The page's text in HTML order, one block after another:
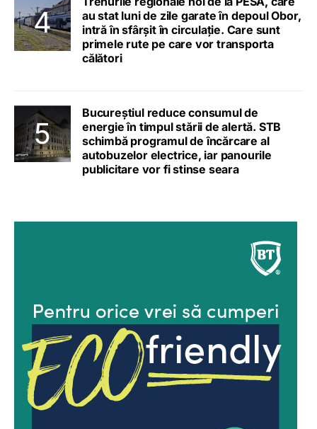
au stat luni de zile garate în depoul Obor,
intră în sfârșit în circulație. Care sunt
primele rute pe care vor transporta
călători
Bucureștiul reduce consumul de
energie în timpul stării de alertă. STB
schimbă programul de încărcare al
autobuzelor electrice, iar panourile
publicitare vor fi stinse seara